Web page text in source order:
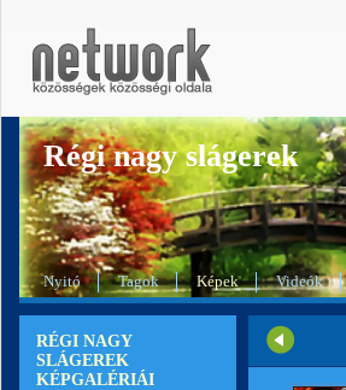
Régi nagy slágerek
Nyitó Tagok Képek Videók
RÉGI NAGY
SLÁGEREK
KÉPGALÉRIÁI